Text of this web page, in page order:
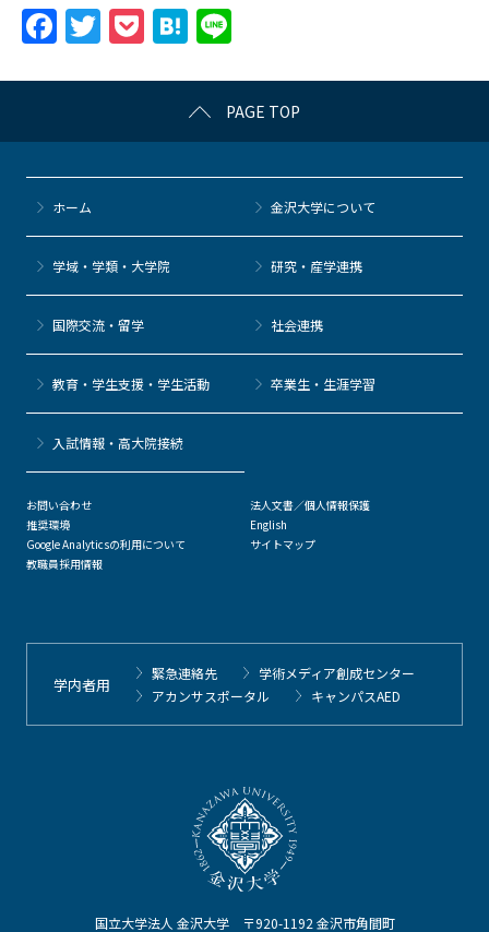
F
c
e
b
o
o
k
T
itt
er
P
c
k
et
H
e
n
a
e
PAGE TOP
国立大学法人 金沢大学 〒920-1192 金沢市角間町
ホーム 金沢大学について
学域・学類・大学院 研究・産学連携
国際交流・留学 社会連携
教育・学生支援・学生活動 卒業生・生涯学習
⼊試情報・高大院接続
お問い合わせ
推奨環境
Google Analyticsの利用について
教職員採用情報
法人文書／個人情報保護
English
サイトマップ
学内者用
緊急連絡先
学術メディア創成センター
アカンサスポータル
キャンパスAED